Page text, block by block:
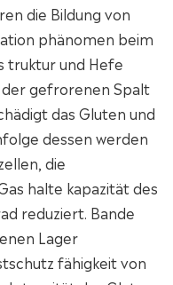
die Bildung von
phänomen beim
truktur und Hefe
der gefrorenen Spalt
das Gluten und
dessen werden
die
halte kapazität des
reduziert. Bande
Lager
fähigkeit von